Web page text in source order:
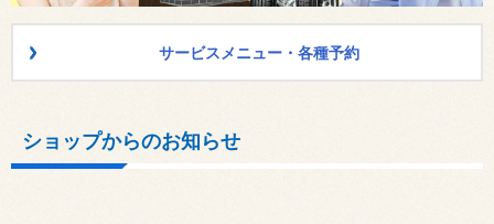
サービスメニュー・各種予約
ショップからのお知らせ